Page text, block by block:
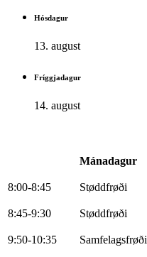
Hósdagur
13. august
Fríggjadagur
14. august
Mánadagur
8:00-8:45 Støddfrøði
8:45-9:30 Støddfrøði
9:50-10:35 Samfelagsfrøði